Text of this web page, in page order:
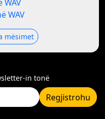
WAV
WAV
mësimet
in tonë
Regjistrohu